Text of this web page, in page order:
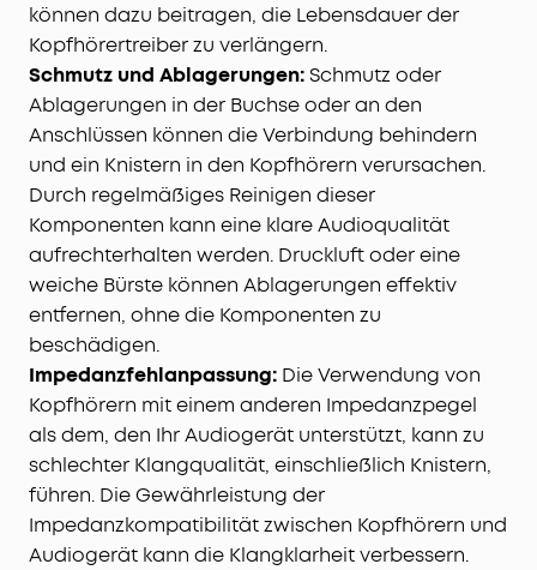
können dazu beitragen, die Lebensdauer der
Kopfhörertreiber zu verlängern.
Schmutz und Ablagerungen:Schmutz oder
Ablagerungen in der Buchse oder an den
Anschlüssen können die Verbindung behindern
und ein Knistern in den Kopfhörern verursachen.
Durch regelmäßiges Reinigen dieser
Komponenten kann eine klare Audioqualität
aufrechterhalten werden. Druckluft oder eine
weiche Bürste können Ablagerungen effektiv
entfernen, ohne die Komponenten zu
beschädigen.
Impedanzfehlanpassung: Die Verwendung von
Kopfhörern mit einem anderen Impedanzpegel
als dem, den Ihr Audiogerät unterstützt, kann zu
schlechter Klangqualität, einschließlich Knistern,
führen. Die Gewährleistung der
Impedanzkompatibilität zwischen Kopfhörern und
Audiogerät kann die Klangklarheit verbessern.